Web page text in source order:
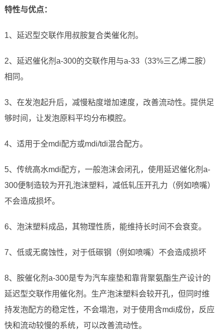
特性与优点：
1、延迟型交联作用叔胺复合类催化剂。
2、延迟催化剂a-300的交联作用与a-33（33%三乙烯二胺）
相同。
3、在发泡起升后，减慢粘度增加速度，改善流动性。提供足
够时间，让发泡原料平均分布模腔。
4、适用于全mdi配方或mdi/tdi混合配方。
5、传统高水mdi配方，一般泡沫会闭孔，使用延迟催化剂a-
300便制造较为开孔泡沫塑料，减低轧压开孔力（例如喷嘴）
不会造成损坏。
6、泡沫塑料成品，其物理性质，能维持长时间不会衰变。
7、低或无腐蚀性，对于低碳钢（例如喷嘴）不会造成损坏
8、胺催化剂a-300是专为汽车座垫和靠背聚氨酯生产设计的
延迟型交联作用催化剂。生产泡沫塑料会较开孔，但同时维
持发泡配方的稳定性，不会塌泡，对于使用含mdi成份，反应
快和流动较慢的系统，可以改善流动性。